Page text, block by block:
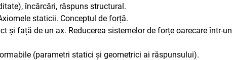
încărcări, răspuns structural.
staticii. Conceptul de forță.
și față de un ax. Reducerea sistemelor de forțe oarecare într-un
(parametri statici și geometrici ai răspunsului).